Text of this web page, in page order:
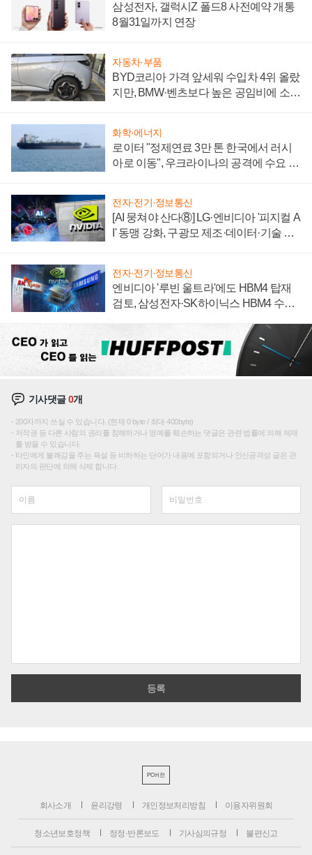
삼성전자, 갤럭시Z 폴드8 사전예약 개통
8월31일까지 연장
자동차·부품
BYD코리아 가격 앞세워 수입차 4위 올랐
지만, BMW·벤츠보다 높은 공임비에 소비
화학·에너지
로이터 "정제연료 3만 톤 한국에서 러시
아로 이동", 우크라이나의 공격에 수요 늘
전자·전기·정보통신
[AI 뭉쳐야 산다⑧] LG·엔비디아 '피지컬 A
I' 동맹 강화, 구광모 제조·데이터·기술 결
전자·전기·정보통신
엔비디아 '루빈 울트라'에도 HBM4 탑재
검토, 삼성전자·SK하이닉스 HBM4 수율
기사댓글0개
200자까지 쓰실 수 있습니다. (현재 0 byte / 최대 400byte)
저작권 등 다른 사람의 권리를 침해하거나 명예를 훼손하는 댓글은 관련 법률에 의해 제재
를 받을 수 있습니다.
타인에게 불쾌감을 주는 욕설 등 비하하는 단어가 내용에 포함되거나 인신공격성 글은 관
리자의 판단에 의해 삭제 합니다.
PC버전
회사소개 윤리강령 개인정보처리방침 이용자위원회
청소년보호정책 정정·반론보도 기사심의규정 불편신고